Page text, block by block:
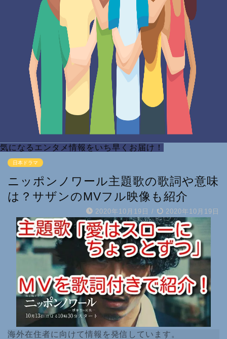
気になるエンタメ情報をいち早くお届け！
日本ドラマ
ニッポンノワール主題歌の歌詞や意味
は？サザンのMVフル映像も紹介
2020年10月19日 / 2020年10月19日
海外在住者に向けて情報を発信しています。